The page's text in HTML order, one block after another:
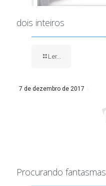
dois inteiros
Ler...
7 de dezembro de 2017
Procurando fantasmas